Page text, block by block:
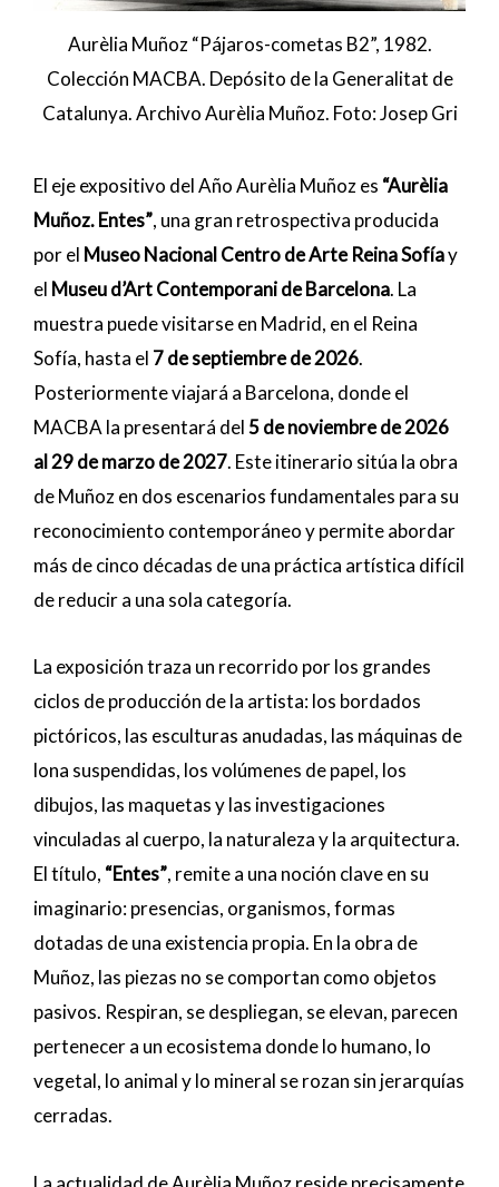
Aurèlia Muñoz “Pájaros-cometas B2”, 1982.
Colección MACBA. Depósito de la Generalitat de
Catalunya. Archivo Aurèlia Muñoz. Foto: Josep Gri
El eje expositivo del Año Aurèlia Muñoz es “Aurèlia
Muñoz. Entes”, una gran retrospectiva producida
por el Museo Nacional Centro de Arte Reina Sofíay
el Museu d’Art Contemporani de Barcelona. La
muestra puede visitarse en Madrid, en el Reina
Sofía, hasta el 7 de septiembre de 2026.
Posteriormente viajará a Barcelona, donde el
MACBA la presentará del5 de noviembre de 2026
al 29 de marzo de 2027. Este itinerario sitúa la obra
de Muñoz en dos escenarios fundamentales para su
reconocimiento contemporáneo y permite abordar
más de cinco décadas de una práctica artística difícil
de reducir a una sola categoría.
La exposición traza un recorrido por los grandes
ciclos de producción de la artista: los bordados
pictóricos, las esculturas anudadas, las máquinas de
lona suspendidas, los volúmenes de papel, los
dibujos, las maquetas y las investigaciones
vinculadas al cuerpo, la naturaleza y la arquitectura.
El título, “Entes”, remite a una noción clave en su
imaginario: presencias, organismos, formas
dotadas de una existencia propia. En la obra de
Muñoz, las piezas no se comportan como objetos
pasivos. Respiran, se despliegan, se elevan, parecen
pertenecer a un ecosistema donde lo humano, lo
vegetal, lo animal y lo mineral se rozan sin jerarquías
cerradas.